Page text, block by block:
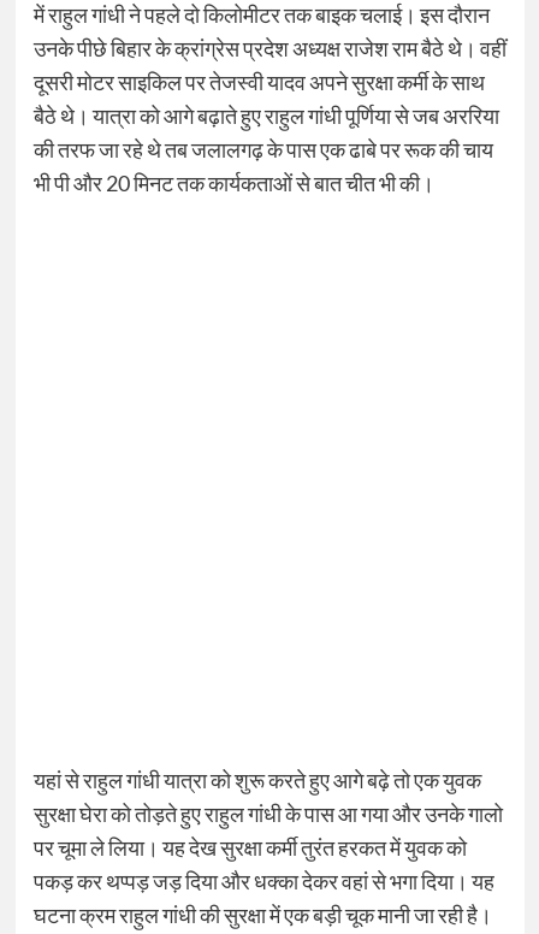
में राहुल गांधी ने पहले दो ​किलोमीटर तक बाइक चलाई। इस दौरान
उनके पीछे बिहार के क्रांग्रेस प्रदेश अध्यक्ष राजेश राम बैठे थे। वहीं
दूसरी मोटर साइकिल पर तेजस्वी यादव अपने सुरक्षा कर्मी के साथ
बैठे थे। यात्रा को आगे बढ़ाते हुए राहुल गांधी पूर्णिया से जब अररिया
की तरफ जा रहे थे तब जलालगढ़ के पास एक ढाबे पर रूक की चाय
भी पी और 20 मिनट तक कार्यकताओं से बात चीत भी की।
यहां से राहुल गांधी यात्रा को शुरू करते हुए आगे बढ़े तो एक युवक
सुरक्षा घेरा को तोड़ते हुए राहुल गांधी के पास आ गया और उनके गालो
पर चूमा ले लिया। यह देख सुरक्षा कर्मी तुरंत हरकत में युवक को
पकड़ कर थप्पड़ जड़ दिया और धक्का देकर वहां से भगा दिया। यह
घटना क्रम राहुल गांधी की सुरक्षा में एक बड़ी चूक मानी जा रही है।